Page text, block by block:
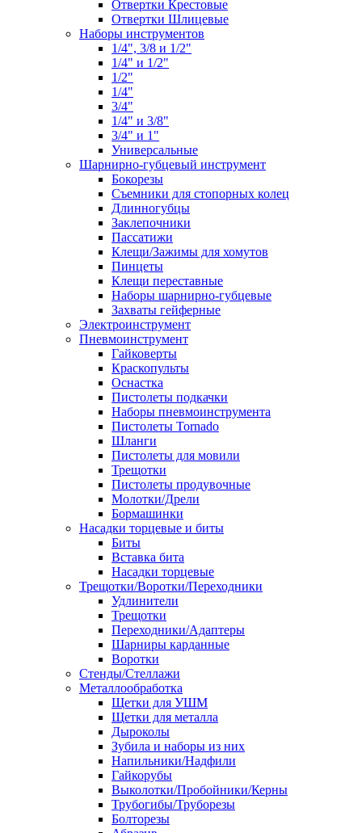
Отвертки Крестовые
Отвертки Шлицевые
Наборы инструментов
1/4", 3/8 и 1/2"
1/4" и 1/2"
1/2"
1/4"
3/4"
1/4" и 3/8"
3/4" и 1"
Универсальные
Шарнирно-губцевый инструмент
Бокорезы
Съемники для стопорных колец
Длинногубцы
Заклепочники
Пассатижи
Клещи/Зажимы для хомутов
Пинцеты
Клещи переставные
Наборы шарнирно-губцевые
Захваты гейферные
Электроинструмент
Пневмоинструмент
Гайковерты
Краскопульты
Оснастка
Пистолеты подкачки
Наборы пневмоинструмента
Пистолеты Tornado
Шланги
Пистолеты для мовили
Трещотки
Пистолеты продувочные
Молотки/Дрели
Бормашинки
Насадки торцевые и биты
Биты
Вставка бита
Насадки торцевые
Трещотки/Воротки/Переходники
Удлинители
Трещотки
Переходники/Адаптеры
Шарниры карданные
Воротки
Стенды/Стеллажи
Металлообработка
Щетки для УШМ
Щетки для металла
Дыроколы
Зубила и наборы из них
Напильники/Надфили
Гайкорубы
Выколотки/Пробойники/Керны
Трубогибы/Труборезы
Болторезы